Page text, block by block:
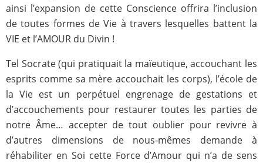
ainsi l’expansion de cette Conscience offrira l’inclusion
de toutes formes de Vie à travers lesquelles battent la
VIE et l’AMOUR du Divin !
Tel Socrate (qui pratiquait la maïeutique, accouchant les
esprits comme sa mère accouchait les corps), l’école de
la Vie est un perpétuel engrenage de gestations et
d’accouchements pour restaurer toutes les parties de
notre Âme… accepter de tout oublier pour revivre à
d’autres dimensions de nous-mêmes demande à
réhabiliter en Soi cette Force d’Amour qui n’a de sens